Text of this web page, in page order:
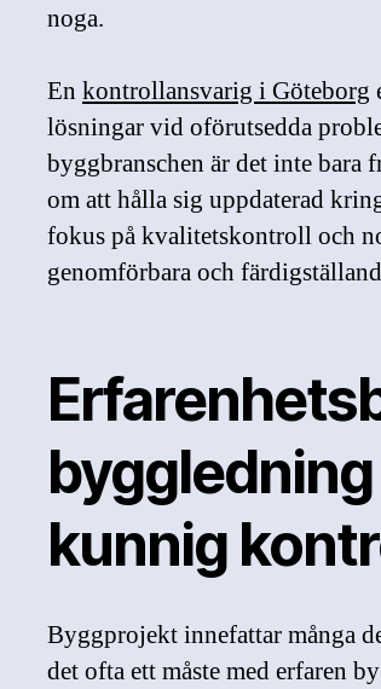
noga.
En kontrollansvarig i Göteborg
lösningar vid oförutsedda
byggbranschen är det inte bara
om att hålla sig uppdaterad
fokus på kvalitetskontroll och
genomförbara och
kunnig
Byggprojekt innefattar många
det ofta ett måste med erfaren